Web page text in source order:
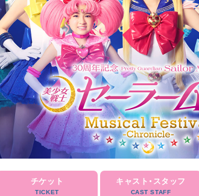
チケット キャスト・スタッフ